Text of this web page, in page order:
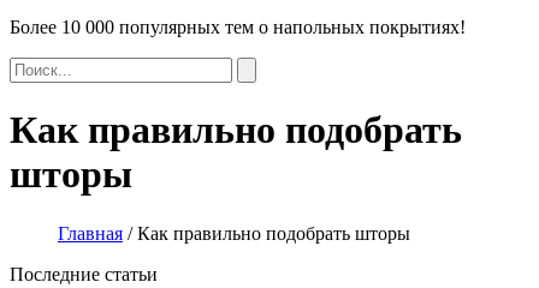
Более 10 000 популярных тем о напольных покрытиях!
Как правильно подобрать
шторы
Главная / Как правильно подобрать шторы
Последние статьи